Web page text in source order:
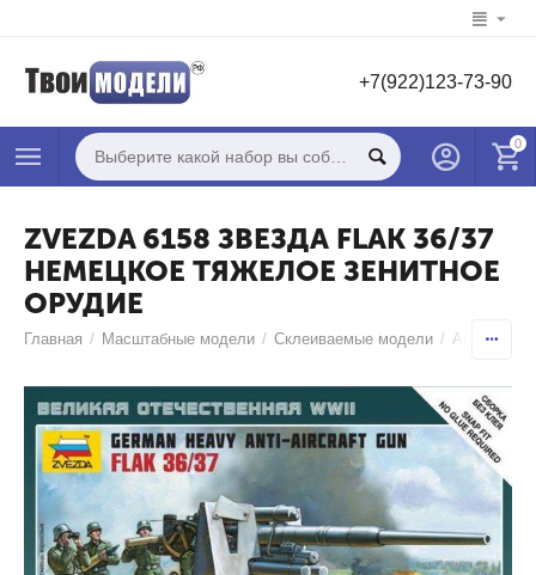
+7(922)123-73-90
0
ZVEZDA 6158 ЗВЕЗДА FLAK 36/37
НЕМЕЦКОЕ ТЯЖЕЛОЕ ЗЕНИТНОЕ
ОРУДИЕ
Главная / Масштабные модели / Склеиваемые модели /